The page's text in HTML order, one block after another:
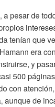
a pesar de
tenían que
era
y
500
con
aunque de